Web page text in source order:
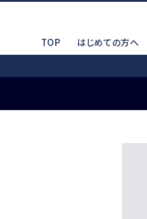
TOP はじめての方へ